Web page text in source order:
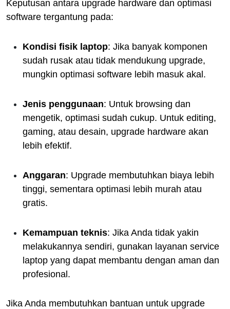
Keputusan antara upgrade hardware dan optimasi
software tergantung pada:
Kondisi fisik laptop: Jika banyak komponen
sudah rusak atau tidak mendukung upgrade,
mungkin optimasi software lebih masuk akal.
Jenis penggunaan: Untuk browsing dan
mengetik, optimasi sudah cukup. Untuk editing,
gaming, atau desain, upgrade hardware akan
lebih efektif.
Anggaran: Upgrade membutuhkan biaya lebih
tinggi, sementara optimasi lebih murah atau
gratis.
Kemampuan teknis: Jika Anda tidak yakin
melakukannya sendiri, gunakan layanan service
laptop yang dapat membantu dengan aman dan
profesional.
Jika Anda membutuhkan bantuan untuk upgrade